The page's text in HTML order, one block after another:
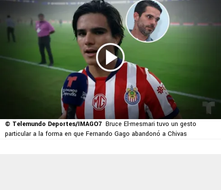
© Telemundo Deportes/IMAGO7 Bruce El-mesmari tuvo un gesto
particular a la forma en que Fernando Gago abandonó a Chivas